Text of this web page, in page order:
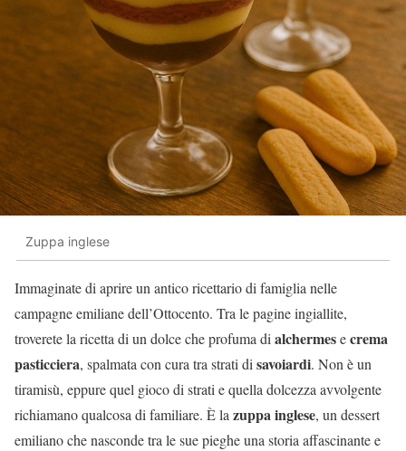
Zuppa inglese
Immaginate di aprire un antico ricettario di famiglia nelle
campagne emiliane dell’Ottocento. Tra le pagine ingiallite,
troverete la ricetta di un dolce che profuma di alchermesecrema
pasticciera, spalmata con cura tra strati di savoiardi. Non è un
tiramisù, eppure quel gioco di strati e quella dolcezza avvolgente
richiamano qualcosa di familiare. È la zuppa inglese, un dessert
emiliano che nasconde tra le sue pieghe una storia affascinante e